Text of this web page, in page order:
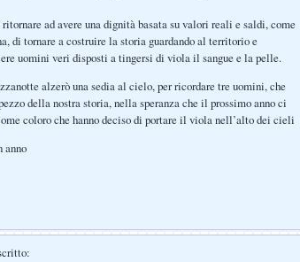
ad avere una dignità basata su valori reali e saldi, come
di tornare a costruire la storia guardando al territorio e
uomini veri disposti a tingersi di viola il sangue e la pelle.
alzerò una sedia al cielo, per ricordare tre uomini, che
della nostra storia, nella speranza che il prossimo anno ci
coloro che hanno deciso di portare il viola nell’alto dei cieli
anno